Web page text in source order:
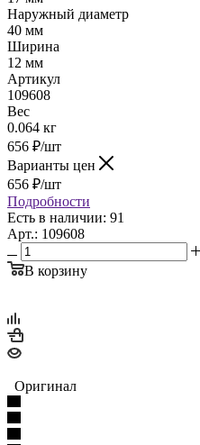
Наружный диаметр
40 мм
Ширина
12 мм
Артикул
109608
Вес
0.064 кг
656 ₽/шт
Варианты цен
656 ₽/шт
Подробности
Есть в наличии: 91
Арт.: 109608
В корзину
Оригинал